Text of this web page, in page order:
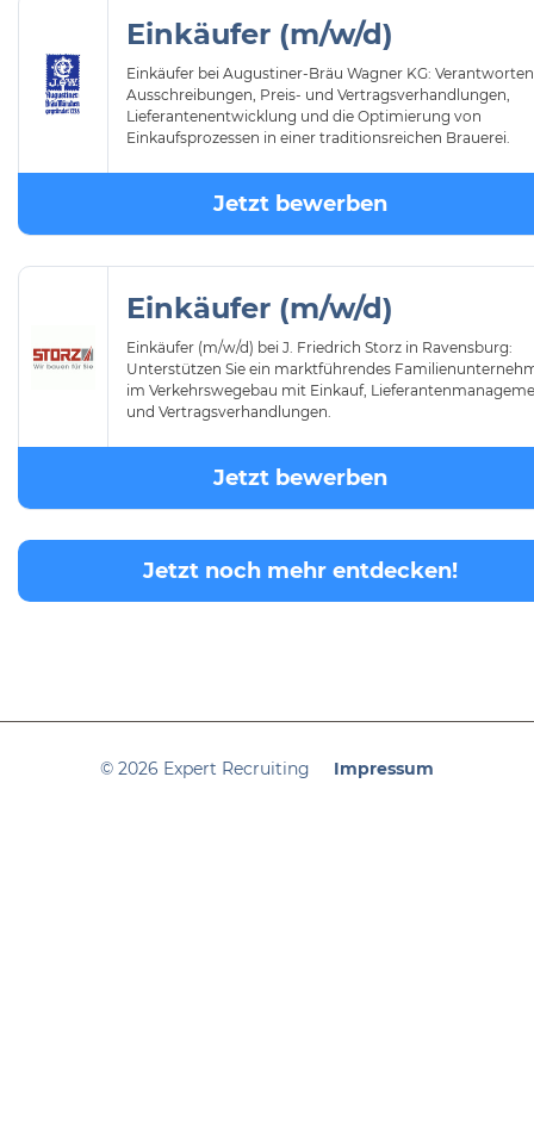
Einkäufer (m/w/d)
Einkäufer bei Augustiner-Bräu Wagner KG: Verantworten
Ausschreibungen, Preis- und Vertragsverhandlungen,
Lieferantenentwicklung und die Optimierung von
Einkaufsprozessen in einer traditionsreichen Brauerei.
Jetzt bewerben
Einkäufer (m/w/d)
Einkäufer (m/w/d) bei J. Friedrich Storz in Ravensburg:
Unterstützen Sie ein marktführendes
im Verkehrswegebau mit Einkauf,
und Vertragsverhandlungen.
Jetzt bewerben
Jetzt noch mehr entdecken!
© 2026 Expert Recruiting Impressum